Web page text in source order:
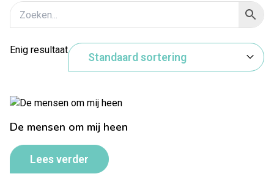
Enig resultaat
De mensen om mij heen
Lees verder